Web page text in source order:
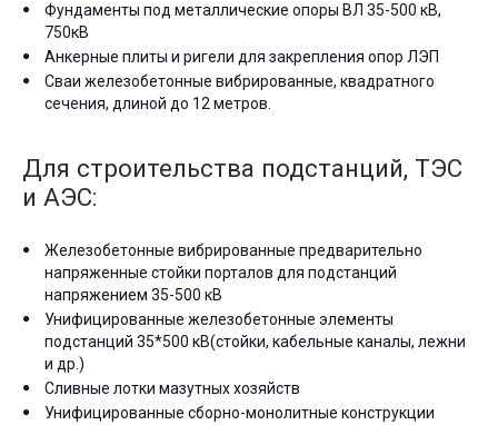
Фундаменты под металлические опоры ВЛ 35-500 кВ,
750кВ
Анкерные плиты и ригели для закрепления опор ЛЭП
Сваи железобетонные вибрированные, квадратного
сечения, длиной до 12 метров.
Для строительства подстанций, ТЭС
и АЭС:
Железобетонные вибрированные предварительно
напряженные стойки порталов для подстанций
напряжением 35-500 кВ
Унифицированные железобетонные элементы
подстанций 35*500 кВ(стойки, кабельные каналы, лежни
и др.)
Сливные лотки мазутных хозяйств
Унифицированные сборно-монолитные конструкции